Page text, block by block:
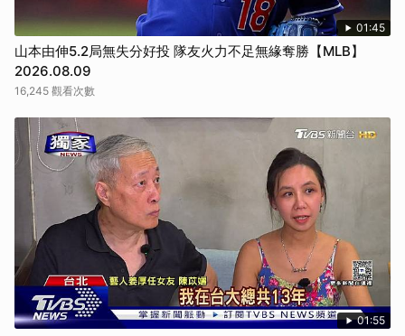
01:45
山本由伸5.2局無失分好投 隊友火力不足無緣奪勝【MLB】
2026.08.09
16,245 觀看次數
01:55